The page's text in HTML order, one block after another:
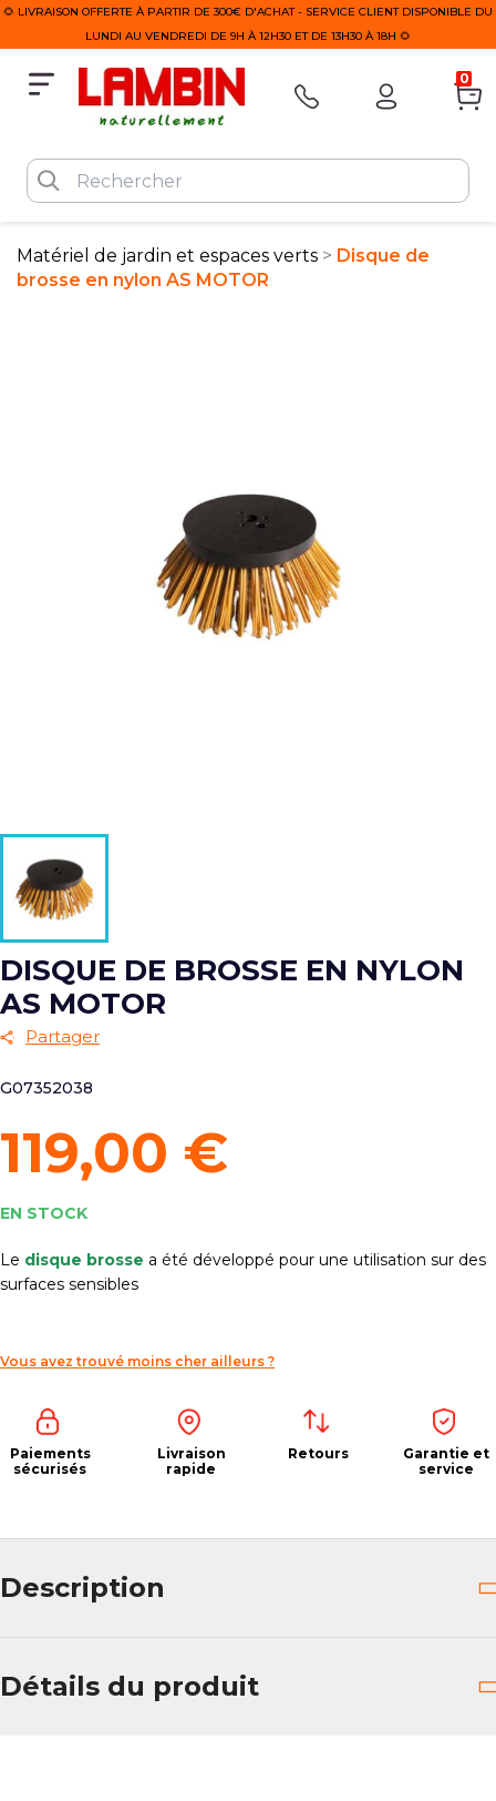
🌻 LIVRAISON OFFERTE À PARTIR DE 300€ D'ACHAT - SERVICE CLIENT DISPONIBLE DU
LUNDI AU VENDREDI DE 9H À 12H30 ET DE 13H30 À 18H 🌻
0
Matériel de jardin et espaces verts
Disque de
brosse en nylon AS MOTOR
DISQUE DE BROSSE EN NYLON
AS MOTOR
Partager
G07352038
119,00 €
EN STOCK
Le disque brosse a été développé pour une utilisation sur des
surfaces sensibles
Vous avez trouvé moins cher ailleurs ?
Paiements
sécurisés
Livraison
rapide
Retours
Garantie et
service
Description
Détails du produit